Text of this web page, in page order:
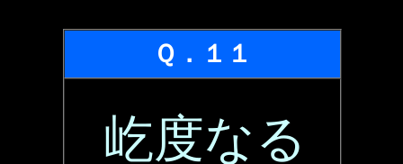
Ｑ．１１
屹度なる